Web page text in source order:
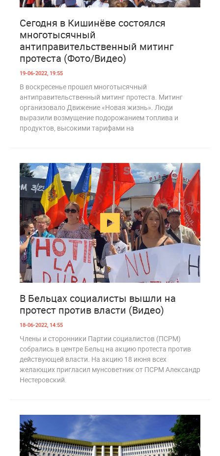
Сегодня в Кишинёве состоялся
многотысячный
антиправительственный митинг
протеста (Фото/Видео)
19-06-2022, 19:55
В воскресенье прошел многотысячный
антиправительственный митинг протеста. Митинг
организовало Движение «Новая жизнь». Люди
выразили возмущение подорожанием топлива и
продуктов, высокими тарифами на
В Бельцах социалисты вышли на
протест против власти (Видео)
18-06-2022, 14:55
Члены и сторонники Партии социалистов (ПСРМ)
собрались в центре Бельц на акцию протеста против
действующей власти. На акцию 18 июня всех
желающих пригласил мунсоветник от ПСРМ Александр
Нестеровский.